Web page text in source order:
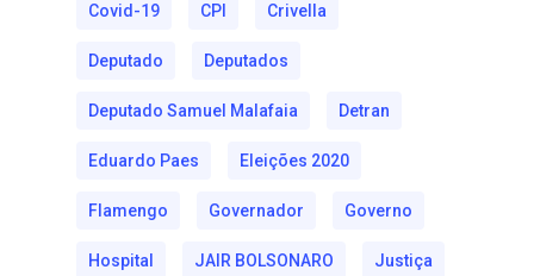
Covid-19 CPI Crivella
Deputado Deputados
Deputado Samuel Malafaia Detran
Eduardo Paes Eleições 2020
Flamengo Governador Governo
Hospital JAIR BOLSONARO Justiça